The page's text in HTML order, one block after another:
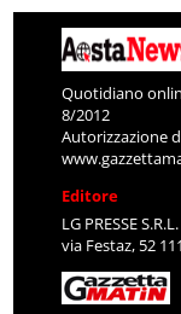
Quotidiano
8/2012
Autorizzazione
Editore
LG PRESSE S.R.L.
via Festaz, 52